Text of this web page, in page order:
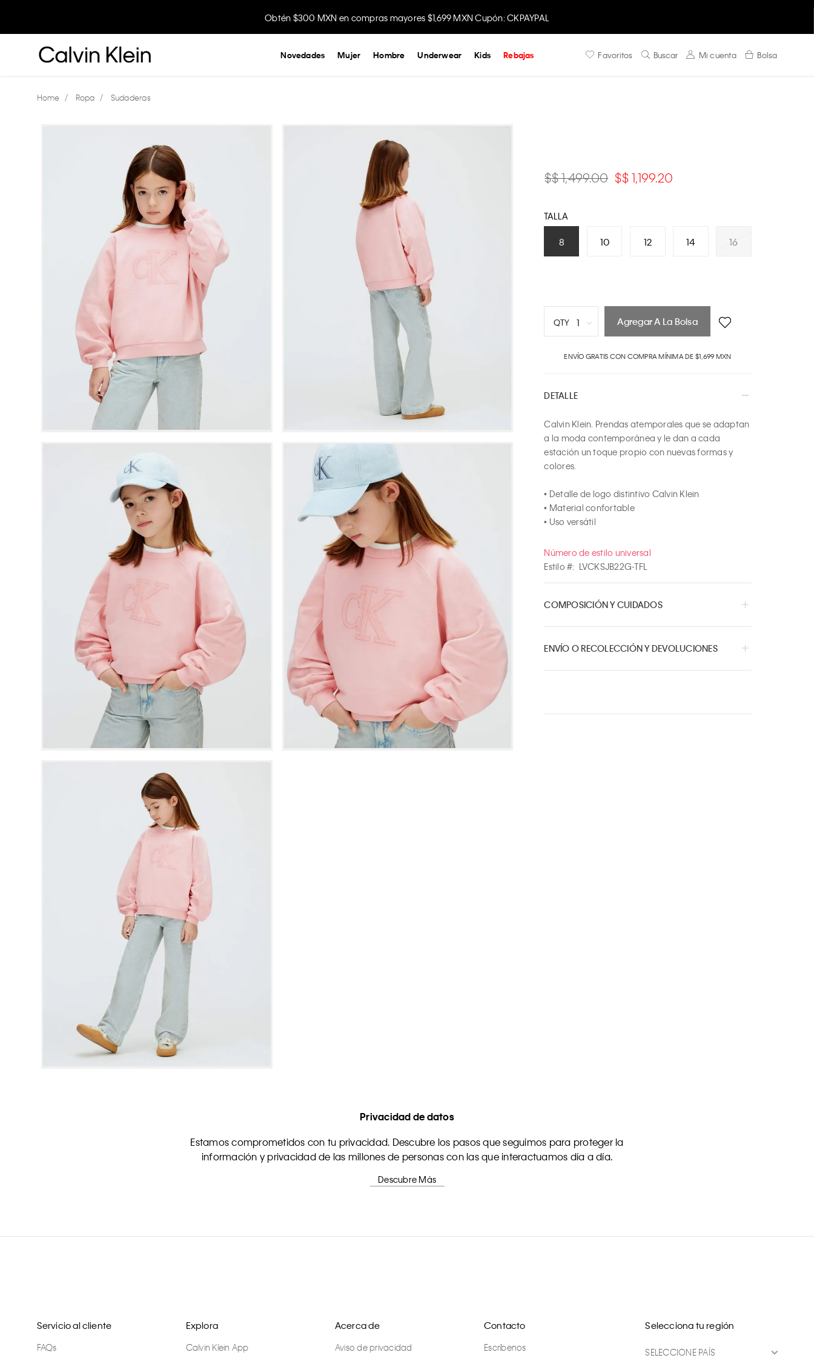
Obtén $300 MXN en compras mayores $1,699 MXN Cupón: CKPAYPAL
Disfruta envío gratis comprando en la app.
Favoritos Buscar Mi cuenta Bolsa
Novedades Mujer Hombre Underwear Kids Rebajas
Ropa Sudaderas
$ 1,499.00 $ 1,199.20
TALLA
8 10 12 14 16
QTY 1
6
7
8
9
Agregar A La Bolsa
ENVÍO GRATIS CON COMPRA MÍNIMA DE $1,699 MXN
DETALLE
Calvin Klein. Prendas atemporales que se adaptan
a la moda contemporánea y le dan a cada
estación un toque propio con nuevas formas y
colores.
• Detalle de logo distintivo Calvin Klein
• Material confortable
• Uso versátil
Número de estilo universal
Estilo #: LVCKSJB22G-TFL
COMPOSICIÓN Y CUIDADOS
ENVÍO O RECOLECCIÓN Y DEVOLUCIONES
Privacidad de datos
Estamos comprometidos con tu privacidad. Descubre los pasos que seguimos para proteger la
información y privacidad de las millones de personas con las que interactuamos día a día.
Descubre Más
Servicio al cliente
FAQs
Explora
Calvin Klein App
Acerca de
Aviso de privacidad
Contacto
Escríbenos
Selecciona tu región
SELECCIONE PAÍS